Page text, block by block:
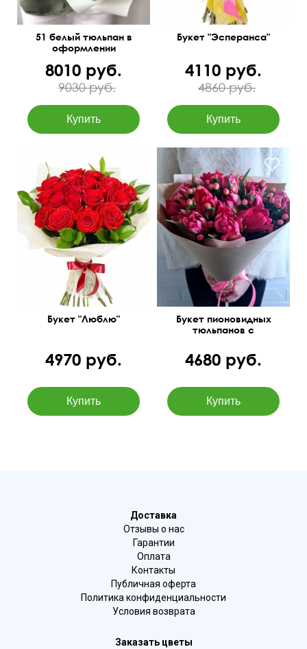
51 белый тюльпан в
оформлении
8010 руб.
9030 руб.
Букет "Эсперанса"
4110 руб.
4860 руб.
Букет "Люблю"
4970 руб.
Букет пионовидных
тюльпанов с
4680 руб.
Доставка
Отзывы о нас
Гарантии
Оплата
Контакты
Публичная оферта
Политика конфиденциальности
Условия возврата
Заказать цветы